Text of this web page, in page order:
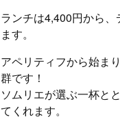
ランチは4,400円から
ます。
アペリティフから始ま
群です！
ソムリエが選ぶ一杯と
てくれます。